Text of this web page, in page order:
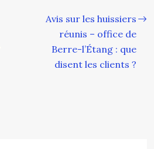
Avis sur les huissiers
réunis – office de
Berre-l’Étang : que
disent les clients ?